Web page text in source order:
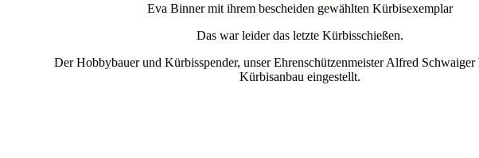
Eva Binner mit ihrem bescheiden gewählten Kürbisexemplar
Das war leider das letzte Kürbisschießen.
Der Hobbybauer und Kürbisspender, unser Ehrenschützenmeister Alfred Schwaiger
Kürbisanbau eingestellt.